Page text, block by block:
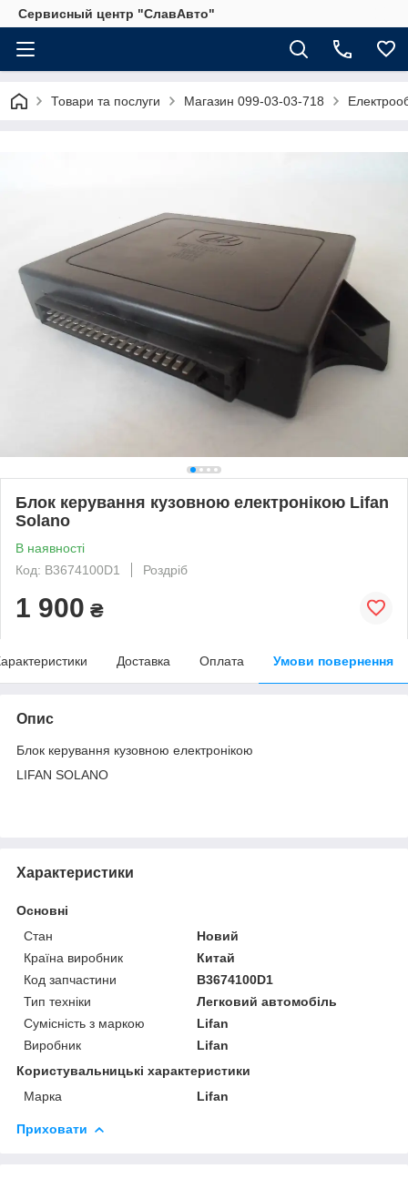
Сервисный центр "СлавАвто"
Товари та послуги Магазин 099-03-03-718
Блок керування кузовною електронікою Lifan
Solano
В наявності
Код: B3674100D1
Роздріб
1 900 ₴
Доставка Оплата Умови повернення
Опис
Блок керування кузовною електронікою
LIFAN SOLANO
Характеристики
Основні
Стан
Новий
Країна виробник
Китай
Код запчастини
B3674100D1
Тип техніки
Легковий автомобіль
Сумісність з маркою
Lifan
Виробник
Lifan
Користувальницькі характеристики
Марка
Lifan
Приховати